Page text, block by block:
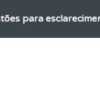
para